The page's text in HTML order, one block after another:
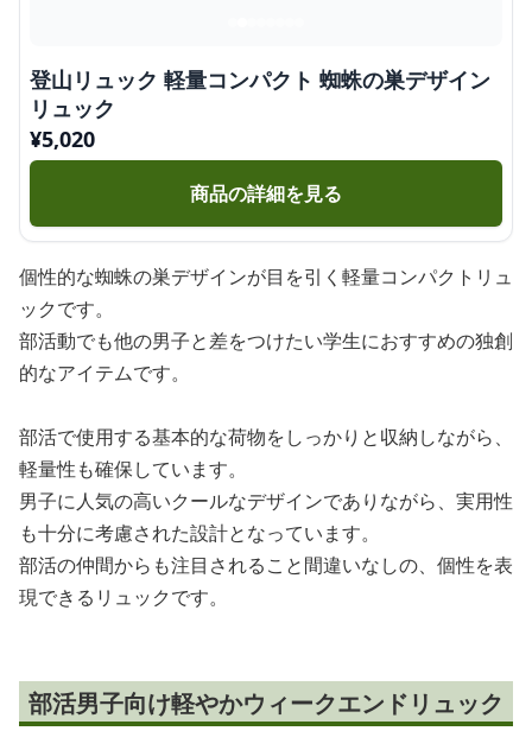
登山リュック 軽量コンパクト 蜘蛛の巣デザイン
リュック
¥5,020
商品の詳細を見る
個性的な蜘蛛の巣デザインが目を引く軽量コンパクトリュ
ックです。
部活動でも他の男子と差をつけたい学生におすすめの独創
的なアイテムです。
部活で使用する基本的な荷物をしっかりと収納しながら、
軽量性も確保しています。
男子に人気の高いクールなデザインでありながら、実用性
も十分に考慮された設計となっています。
部活の仲間からも注目されること間違いなしの、個性を表
現できるリュックです。
部活男子向け軽やかウィークエンドリュック